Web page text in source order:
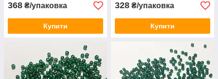
368 ₴/упаковка
Купити
328 ₴/упаковка
Купити